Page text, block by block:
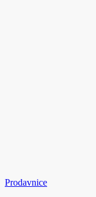
Prodavnice